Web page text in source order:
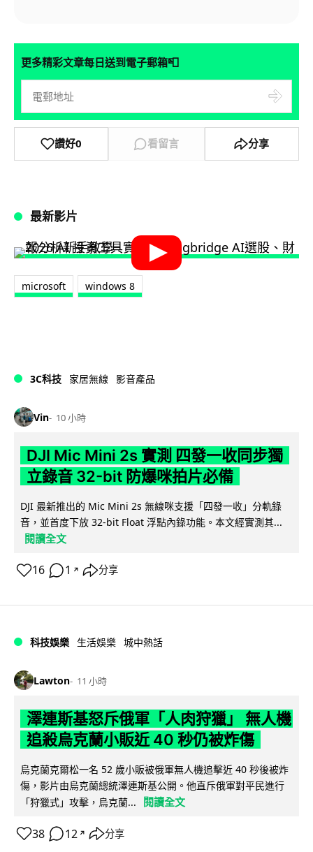
更多精彩文章每日送到電子郵箱📮
讚好0 看留言 分享
最新影片
microsoft windows 8
3C科技 家居無線 影音產品
Vin 10 小時
DJI Mic Mini 2s 實測 四發一收同步獨
立錄音 32-bit 防爆咪拍片必備
DJI 最新推出的 Mic Mini 2s 無線咪支援「四發一收」分軌錄
音，並首度下放 32-bit Float 浮點內錄功能。本文經實測其...
閱讀全文
16 1 ↗ 分享
科技娛樂 生活娛樂 城中熱話
Lawton 11 小時
澤連斯基怒斥俄軍「人肉狩獵」 無人機
追殺烏克蘭小販近 40 秒仍被炸傷
烏克蘭克爾松一名 52 歲小販被俄軍無人機追擊近 40 秒後被炸
傷，影片由烏克蘭總統澤連斯基公開。他直斥俄軍對平民進行
「狩獵式」攻擊，烏克蘭...
閱讀全文
38 12 ↗ 分享